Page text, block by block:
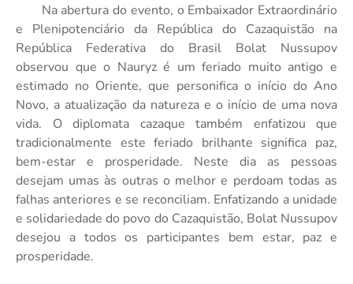
Na abertura do evento, o Embaixador Extraordinário
e Plenipotenciário da República do Cazaquistão na
República Federativa do Brasil Bolat Nussupov
observou que o Nauryz é um feriado muito antigo e
estimado no Oriente, que personifica o início do Ano
Novo, a atualização da natureza e o início de uma nova
vida. O diplomata cazaque também enfatizou que
tradicionalmente este feriado brilhante significa paz,
bem-estar e prosperidade. Neste dia as pessoas
desejam umas às outras o melhor e perdoam todas as
falhas anteriores e se reconciliam. Enfatizando a unidade
e solidariedade do povo do Cazaquistão, Bolat Nussupov
desejou a todos os participantes bem estar, paz e
prosperidade.